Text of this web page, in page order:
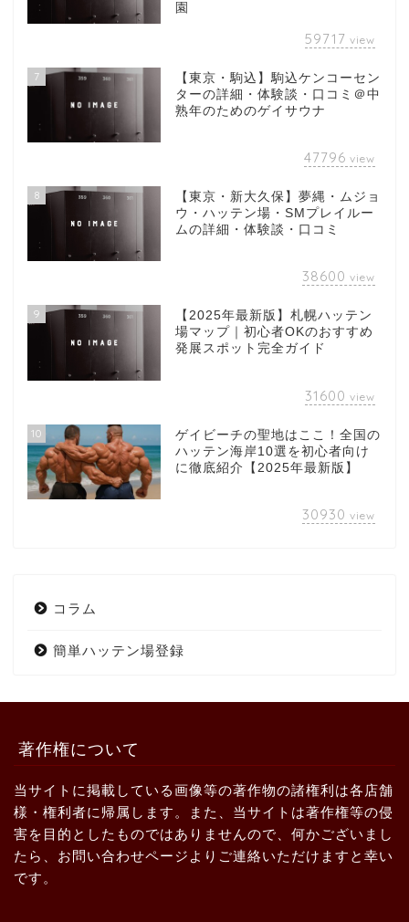
園
59717 view
7
【東京・駒込】駒込ケンコーセン
ターの詳細・体験談・口コミ＠中
熟年のためのゲイサウナ
47796 view
8
【東京・新大久保】夢縄・ムジョ
ウ・ハッテン場・SMプレイルー
ムの詳細・体験談・口コミ
38600 view
9
【2025年最新版】札幌ハッテン
場マップ｜初心者OKのおすすめ
発展スポット完全ガイド
31600 view
10
ゲイビーチの聖地はここ！全国の
ハッテン海岸10選を初心者向け
に徹底紹介【2025年最新版】
30930 view
コラム
簡単ハッテン場登録
著作権について
当サイトに掲載している画像等の著作物の諸権利は各店舗
様・権利者に帰属します。また、当サイトは著作権等の侵
害を目的としたものではありませんので、何かございまし
たら、お問い合わせページよりご連絡いただけますと幸い
です。